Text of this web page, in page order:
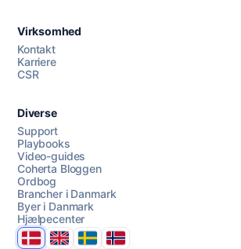
AI Campaign Assist
Virksomhed
Kontakt
Karriere
CSR
Diverse
Support
Playbooks
Video-guides
Coherta Bloggen
Ordbog
Brancher i Danmark
Byer i Danmark
Hjælpecenter
DanmarkUnited Kingdom
SverigeNorge